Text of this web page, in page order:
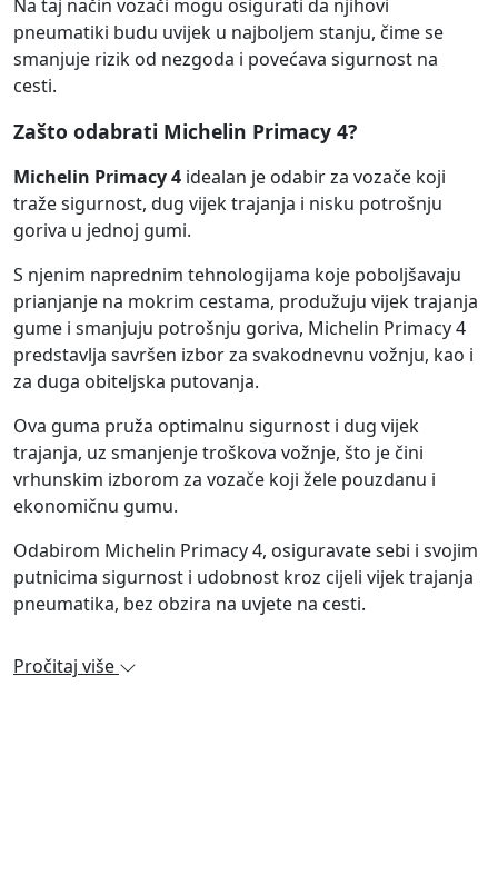
Na taj način vozači mogu osigurati da njihovi
pneumatiki budu uvijek u najboljem stanju, čime se
smanjuje rizik od nezgoda i povećava sigurnost na
cesti.
Zašto odabrati Michelin Primacy 4?
Michelin Primacy 4 idealan je odabir za vozače koji
traže sigurnost, dug vijek trajanja i nisku potrošnju
goriva u jednoj gumi.
S njenim naprednim tehnologijama koje poboljšavaju
prianjanje na mokrim cestama, produžuju vijek trajanja
gume i smanjuju potrošnju goriva, Michelin Primacy 4
predstavlja savršen izbor za svakodnevnu vožnju, kao i
za duga obiteljska putovanja.
Ova guma pruža optimalnu sigurnost i dug vijek
trajanja, uz smanjenje troškova vožnje, što je čini
vrhunskim izborom za vozače koji žele pouzdanu i
ekonomičnu gumu.
Odabirom Michelin Primacy 4, osiguravate sebi i svojim
putnicima sigurnost i udobnost kroz cijeli vijek trajanja
pneumatika, bez obzira na uvjete na cesti.
Pročitaj više